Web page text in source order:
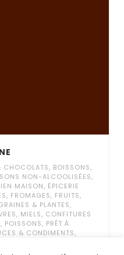
CHOCOLATS, BOISSONS,
NON-ALCOOLISÉES,
MAISON, ÉPICERIE
, FROMAGES, FRUITS,
& PLANTES,
, MIELS, CONFITURES
, POISSONS, PRÊT À
& CONDIMENTS,